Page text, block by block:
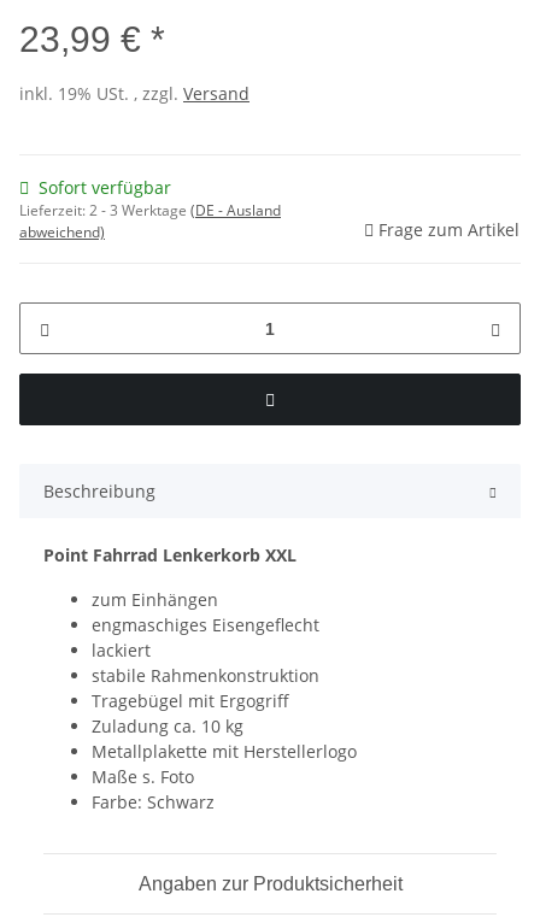
23,99 € *
inkl. 19% USt. , zzgl. Versand
Sofort verfügbar
Lieferzeit:2 - 3 Werktage (DE - Ausland
abweichend)
Frage zum Artikel
Beschreibung
Point Fahrrad Lenkerkorb XXL
zum Einhängen
engmaschiges Eisengeflecht
lackiert
stabile Rahmenkonstruktion
Tragebügel mit Ergogriff
Zuladung ca. 10 kg
Metallplakette mit Herstellerlogo
Maße s. Foto
Farbe: Schwarz
Angaben zur Produktsicherheit